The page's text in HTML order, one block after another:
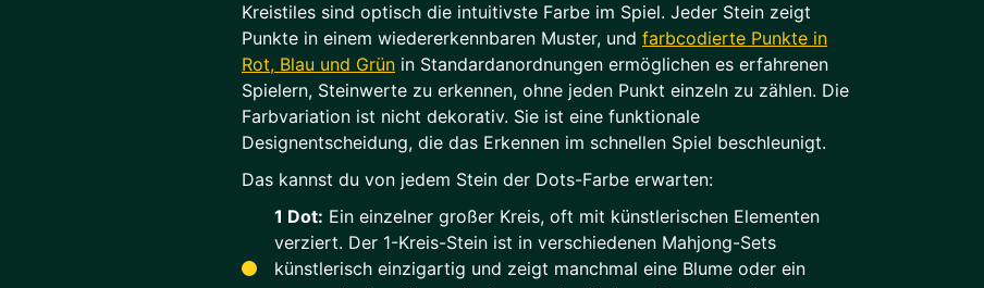
Kreistiles sind optisch die intuitivste Farbe im Spiel. Jeder Stein zeigt
Punkte in einem wiedererkennbaren Muster, und farbcodierte Punkte in
Rot, Blau und Grün in Standardanordnungen ermöglichen es erfahrenen
Spielern, Steinwerte zu erkennen, ohne jeden Punkt einzeln zu zählen. Die
Farbvariation ist nicht dekorativ. Sie ist eine funktionale
Designentscheidung, die das Erkennen im schnellen Spiel beschleunigt.
Das kannst du von jedem Stein der Dots-Farbe erwarten:
1 Dot: Ein einzelner großer Kreis, oft mit künstlerischen Elementen
verziert. Der 1-Kreis-Stein ist in verschiedenen Mahjong-Sets
künstlerisch einzigartig und zeigt manchmal eine Blume oder ein